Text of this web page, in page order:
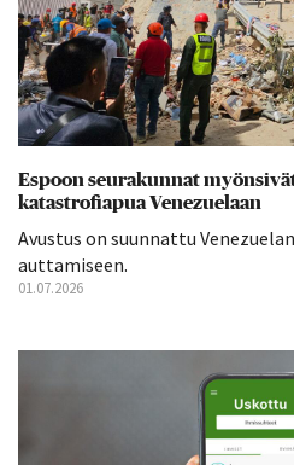
Espoon seurakunnat
katastrofiapua Venezuelaan
Avustus on suunnattu
auttamiseen.
01.07.2026